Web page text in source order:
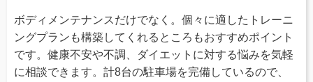
ボディメンテナンスだけでなく。個々に適したトレーニ
ングプランも構築してくれるところもおすすめポイント
です。健康不安や不調、ダイエットに対する悩みを気軽
に相談できます。計8台の駐車場を完備しているので、